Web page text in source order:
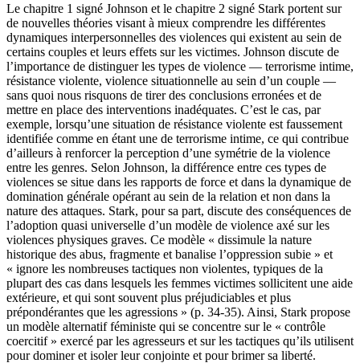
Le chapitre 1 signé Johnson et le chapitre 2 signé Stark portent sur
de nouvelles théories visant à mieux comprendre les différentes
dynamiques interpersonnelles des violences qui existent au sein de
certains couples et leurs effets sur les victimes. Johnson discute de
l’importance de distinguer les types de violence — terrorisme intime,
résistance violente, violence situationnelle au sein d’un couple —
sans quoi nous risquons de tirer des conclusions erronées et de
mettre en place des interventions inadéquates. C’est le cas, par
exemple, lorsqu’une situation de résistance violente est faussement
identifiée comme en étant une de terrorisme intime, ce qui contribue
d’ailleurs à renforcer la perception d’une symétrie de la violence
entre les genres. Selon Johnson, la différence entre ces types de
violences se situe dans les rapports de force et dans la dynamique de
domination générale opérant au sein de la relation et non dans la
nature des attaques. Stark, pour sa part, discute des conséquences de
l’adoption quasi universelle d’un modèle de violence axé sur les
violences physiques graves. Ce modèle « dissimule la nature
historique des abus, fragmente et banalise l’oppression subie » et
« ignore les nombreuses tactiques non violentes, typiques de la
plupart des cas dans lesquels les femmes victimes sollicitent une aide
extérieure, et qui sont souvent plus préjudiciables et plus
prépondérantes que les agressions » (p. 34-35). Ainsi, Stark propose
un modèle alternatif féministe qui se concentre sur le « contrôle
coercitif » exercé par les agresseurs et sur les tactiques qu’ils utilisent
pour dominer et isoler leur conjointe et pour brimer sa liberté.